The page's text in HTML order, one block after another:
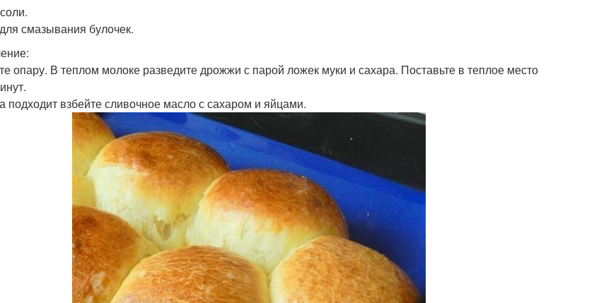
смазывания булочек.
опару. В теплом молоке разведите дрожжи с парой ложек муки и сахара. Поставьте в теплое место
подходит взбейте сливочное масло с сахаром и яйцами.